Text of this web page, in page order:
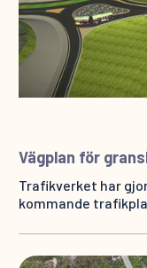
Vägplan för
Trafikverket har
kommande